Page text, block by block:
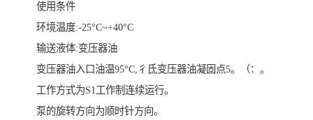
使用条件
环境温度:-25°C~+40°C
输送液体:变压器油
变压器油入口油温95°C,彳氐变压器油凝固点5。（：。
工作方式为S1工作制连续运行。
泵的旋转方向为顺时针方向。